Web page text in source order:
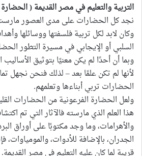
التربية والتعليم في مصر القديمة(
نجد كل الحضارات على مدى العصور مارست
وكان لابد لكل تربية فلسفتها ووسائلها
السلبي أو الإيجابي في مسيرة التطور
وبما أن أحدًا لم يكن معنيًا بتوثيق
لأنها لم تكن علمًا بعد – لذلك فنحن نجهل
الحضارات تربي أبناءها وتعلمهم.
ولعل الحضارة الفرعونية من الحضارات
هذا العلم الذي مارسته فالآثار التي تم
والأهرامات، وما وجد مكتوبًا على أوراق
الجدران، بالإضافة للأدوات،